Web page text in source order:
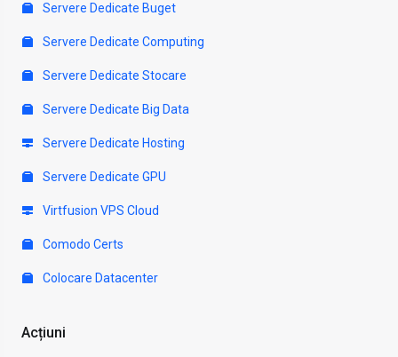
Servere Dedicate Buget
Servere Dedicate Computing
Servere Dedicate Stocare
Servere Dedicate Big Data
Servere Dedicate Hosting
Servere Dedicate GPU
Virtfusion VPS Cloud
Comodo Certs
Colocare Datacenter
Acțiuni